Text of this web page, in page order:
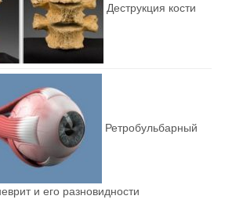
Деструкция кости
Ретробульбарный
и его разновидности